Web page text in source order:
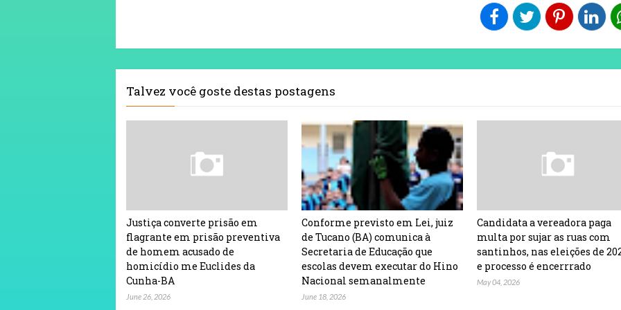
Talvez você goste destas postagens
Justiça converte prisão em
flagrante em prisão preventiva
de homem acusado de
homicídio me Euclides da
Cunha-BA
June 26, 2026
Conforme previsto em Lei, juiz
de Tucano (BA) comunica à
Secretaria de Educação que
escolas devem executar do Hino
Nacional semanalmente
June 18, 2026
Candidata a vereadora paga
multa por sujar as ruas com
santinhos, nas eleições de
e processo é encerrrado
May 04, 2026